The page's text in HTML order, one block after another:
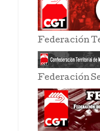
Federación
Federación